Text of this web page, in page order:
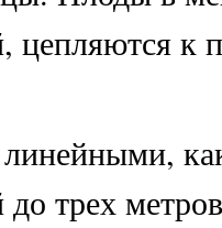
цепляются к
до трех